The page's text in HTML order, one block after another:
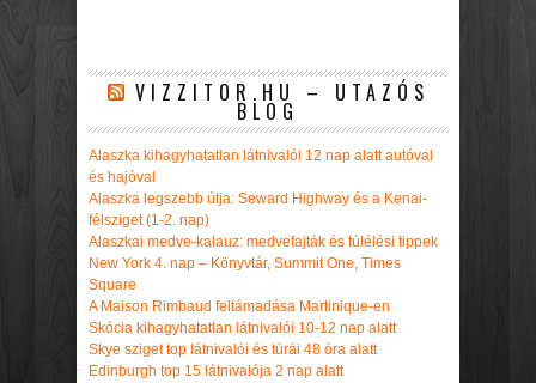
VIZZITOR.HU – UTAZÓS
BLOG
Alaszka kihagyhatatlan látnivalói 12 nap alatt autóval
és hajóval
Alaszka legszebb útja: Seward Highway és a Kenai-
félsziget (1-2. nap)
Alaszkai medve-kalauz: medvefajták és túlélési tippek
New York 4. nap – Könyvtár, Summit One, Times
Square
A Maison Rimbaud feltámadása Martinique-en
Skócia kihagyhatatlan látnivalói 10-12 nap alatt
Skye sziget top látnivalói és túrái 48 óra alatt
Edinburgh top 15 látnivalója 2 nap alatt